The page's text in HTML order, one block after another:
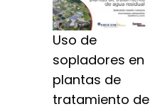
Uso de
sopladores en
plantas de
tratamiento de